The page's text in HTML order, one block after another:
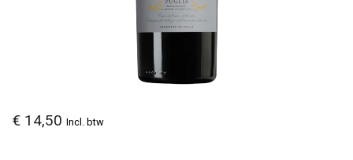
€ 14,50 Incl. btw